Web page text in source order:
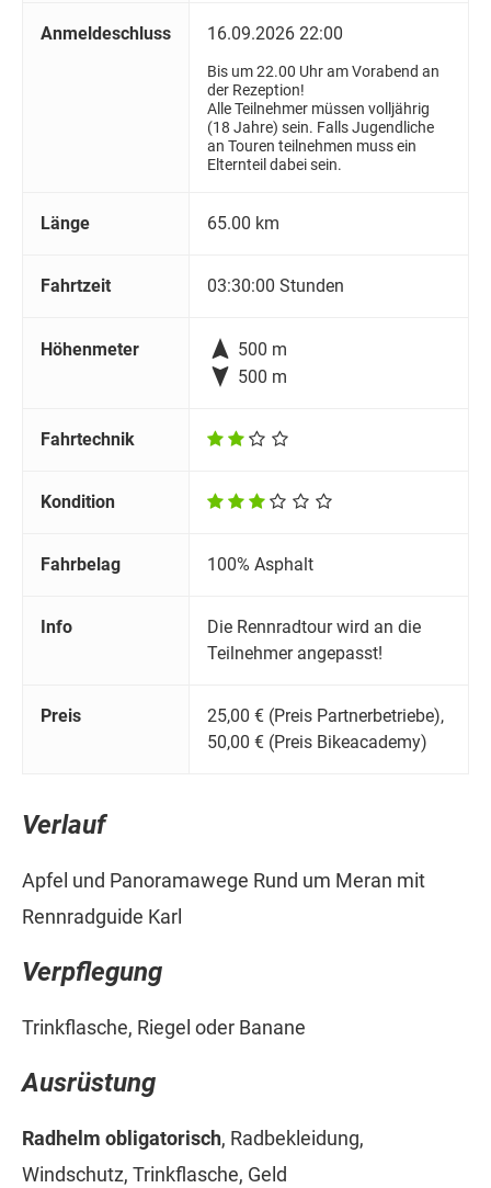
Anmeldeschluss 16.09.2026 22:00
Bis um 22.00 Uhr am Vorabend an
der Rezeption!
Alle Teilnehmer müssen volljährig
(18 Jahre) sein. Falls Jugendliche
an Touren teilnehmen muss ein
Elternteil dabei sein.
Länge 65.00 km
Fahrtzeit 03:30:00 Stunden
Höhenmeter  500 m
 500 m
Fahrtechnik
Kondition
Fahrbelag 100% Asphalt
Info
Die Rennradtour wird an die
Teilnehmer angepasst!
Preis
25,00 € (Preis Partnerbetriebe),
50,00 € (Preis Bikeacademy)
Verlauf
Apfel und Panoramawege Rund um Meran mit
Rennradguide Karl
Verpflegung
Trinkflasche, Riegel oder Banane
Ausrüstung
Radhelm obligatorisch, Radbekleidung,
Windschutz, Trinkflasche, Geld